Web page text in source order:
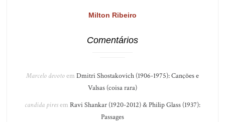
Milton Ribeiro
Comentários
Marcelo devotoem Dmitri Shostakovich (1906-1975): Canções e
Valsas (coisa rara)
candida piresem Ravi Shankar (1920-2012) & Philip Glass (1937):
Passages